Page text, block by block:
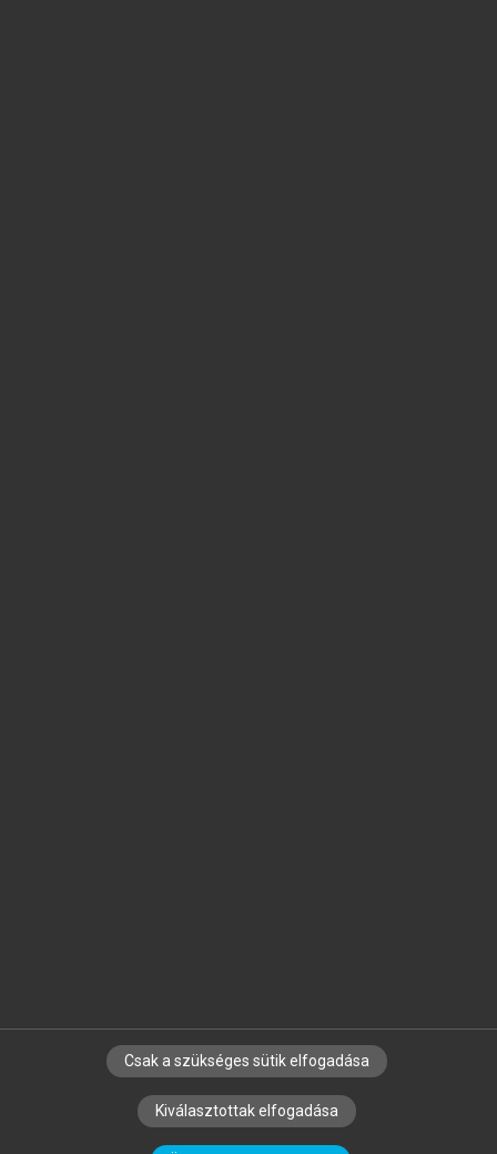
SZERZŐKNEK CÉGEKNEK KÖNYVTÁROSOKNAK
SZERKESZTÉSI ÉS LEKTORÁLÁSI ALAPELVEK
Csak a szükséges sütik elfogadása
Kiválasztottak elfogadása